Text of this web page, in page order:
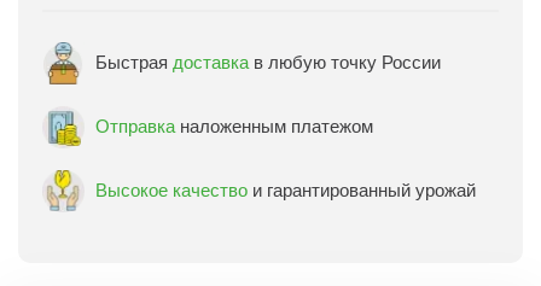
Быстрая доставка в любую точку России
Отправка наложенным платежом
Высокое качество и гарантированный урожай